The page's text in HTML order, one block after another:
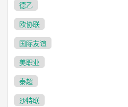
德乙
欧协联
国际友谊
美职业
泰超
沙特联